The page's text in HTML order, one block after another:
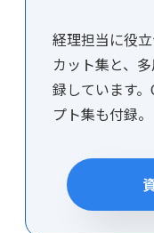
経理担当に役
カット集と、
録しています
プト集も付録。